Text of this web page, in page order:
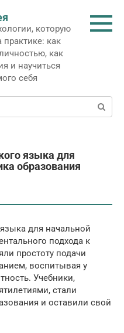
которую
практике: как
как
и научиться
себя
языка для
образования
для начальной
подхода к
простоту подачи
воспитывая у
Учебники,
стали
и оставили свой